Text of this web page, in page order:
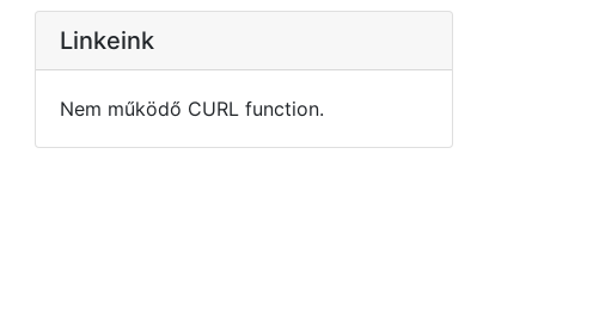
Linkeink
Nem működő CURL function.